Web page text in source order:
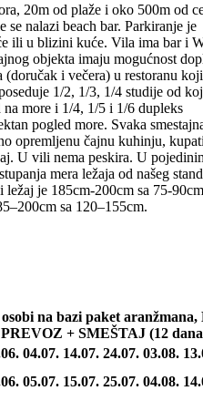
20m od plaže i oko 500m od
se nalazi beach bar. Parkiranje je
ili u blizini kuće. Vila ima bar i
objekta imaju mogućnost
(doručak i večera) u restoranu
1/2, 1/3, 1/4 studije od
more i 1/4, 1/5 i 1/6 dupleks
pogled more. Svaka
opremljenu čajnu kuhinju,
U vili nema peskira. U
mera ležaja od našeg
ležaj je 185cm-200cm sa 75-
sa 120–155cm.
osobi na bazi paket
+ SMEŠTAJ (12
04.07. 14.07. 24.07. 03.08.
05.07. 15.07. 25.07. 04.08.